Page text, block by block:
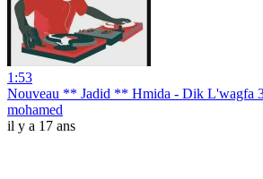
1:53
Nouveau ** Jadid ** Hmida - Dik L'wagfa
mohamed
il y a 17 ans